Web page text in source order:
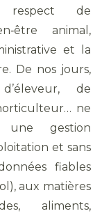
de
animal,
et la
De nos jours,
de
ne
gestion
et sans
fiables
aux matières
aliments,